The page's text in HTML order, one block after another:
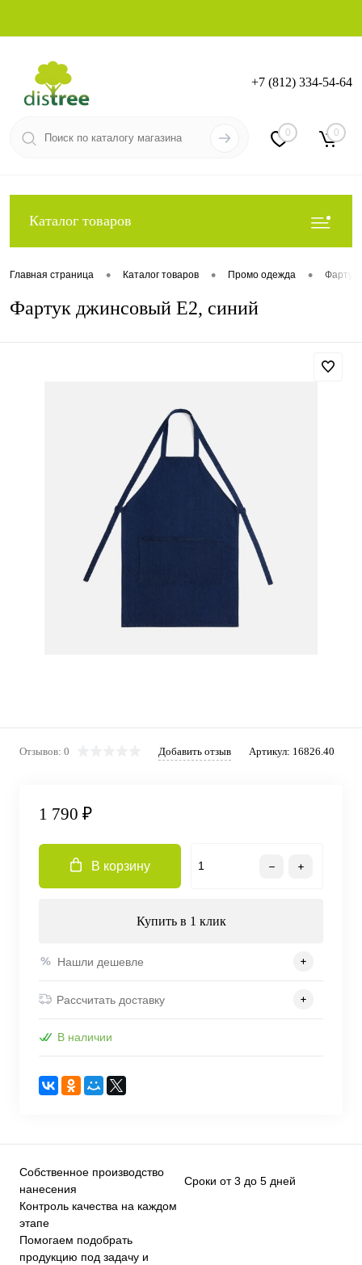
Вход Регистрация
+7 (812) 334-54-64
0 0
Каталог товаров
Главная страница • Каталог товаров • Промо одежда •
Фартук джинсовый E2, синий
Отзывов: 0 Добавить отзыв Артикул: 16826.40
1 790 ₽
В корзину
Купить в 1 клик
Нашли дешевле
Рассчитать доставку
В наличии
Собственное производство
нанесения
Сроки от 3 до 5 дней
Контроль качества на каждом
этапе
Помогаем подобрать
продукцию под задачу и